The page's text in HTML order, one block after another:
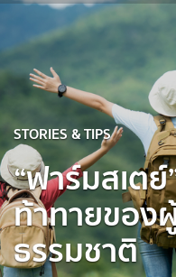
STORIES & TIPS
“ฟาร์มสเต
ท้าทายของ
ธรรมชาติ